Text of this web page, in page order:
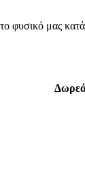
μας